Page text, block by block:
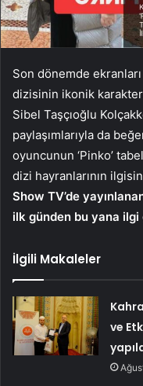
Son dönemde ekranları
dizisinin ikonik
Sibel Taşçıoğlu
paylaşımlarıyla da
oyuncunun ‘Pinko’
dizi hayranlarının
Show TV’de
ilk günden bu yana ilgi
İlgili Makaleler
ve